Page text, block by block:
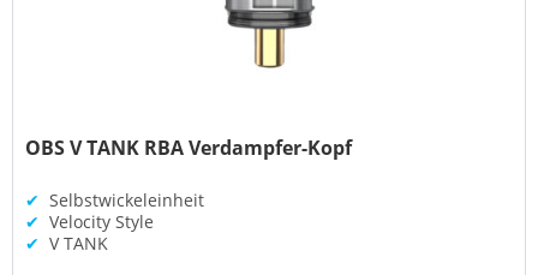
OBS V TANK RBA Verdampfer-Kopf
✔ Selbstwickeleinheit
✔ Velocity Style
✔ V TANK